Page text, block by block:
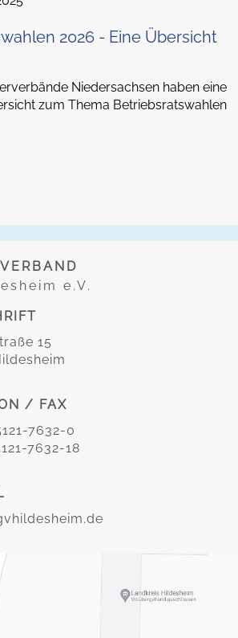
2026 - Eine Übersicht
Niedersachsen haben eine
zum Thema Betriebsratswahlen
e.V.
15
/ FAX
7632-0
7632-18